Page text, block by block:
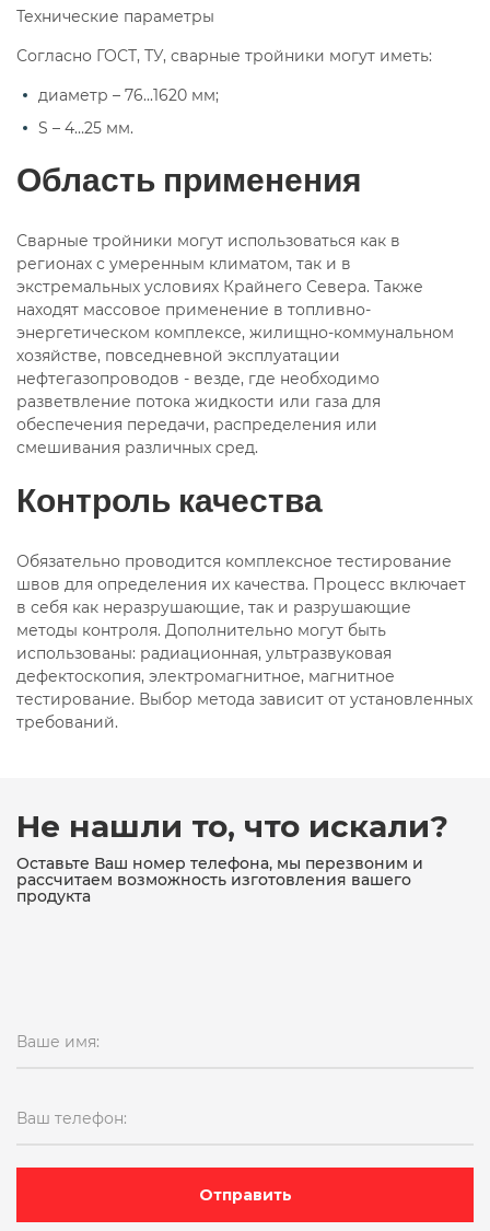
Технические параметры
Согласно ГОСТ, ТУ, сварные тройники могут иметь:
диаметр – 76...1620 мм;
S – 4…25 мм.
Область применения
Сварные тройники могут использоваться как в
регионах с умеренным климатом, так и в
экстремальных условиях Крайнего Севера. Также
находят массовое применение в топливно-
энергетическом комплексе, жилищно-коммунальном
хозяйстве, повседневной эксплуатации
нефтегазопроводов - везде, где необходимо
разветвление потока жидкости или газа для
обеспечения передачи, распределения или
смешивания различных сред.
Контроль качества
Обязательно проводится комплексное тестирование
швов для определения их качества. Процесс включает
в себя как неразрушающие, так и разрушающие
методы контроля. Дополнительно могут быть
использованы: радиационная, ультразвуковая
дефектоскопия, электромагнитное, магнитное
тестирование. Выбор метода зависит от установленных
требований.
Не нашли то, что искали?
Оставьте Ваш номер телефона, мы перезвоним и
рассчитаем возможность изготовления вашего
продукта
Ваше имя:
Ваш телефон:
Отправить